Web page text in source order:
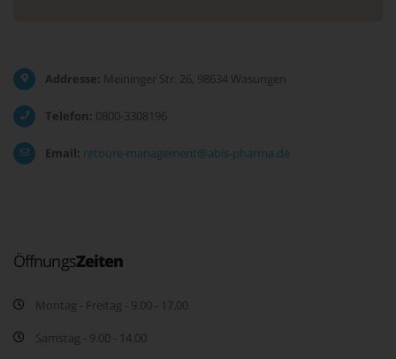
Addresse: Meininger Str. 26, 98634 Wasungen
Telefon: 0800-3308196
Email: retoure-management@abis-pharma.de
ÖffnungsZeiten
Montag - Freitag - 9.00 - 17.00
Samstag - 9.00 - 14.00